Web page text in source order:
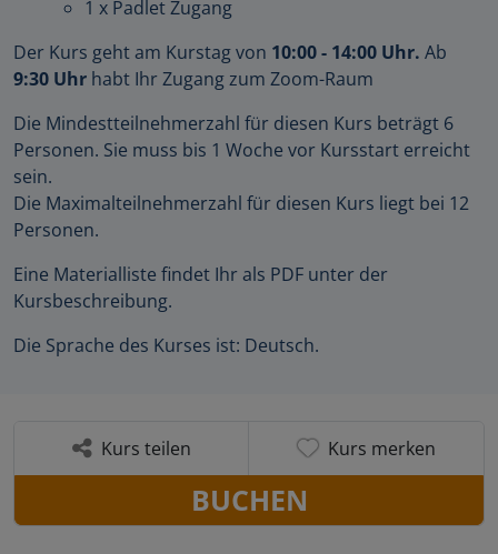
1 x Padlet Zugang
Der Kurs geht am Kurstag von 10:00 - 14:00 Uhr. Ab
9:30 Uhr habt Ihr Zugang zum Zoom-Raum
Die Mindestteilnehmerzahl für diesen Kurs beträgt 6
Personen. Sie muss bis 1 Woche vor Kursstart erreicht
sein.
Die Maximalteilnehmerzahl für diesen Kurs liegt bei 12
Personen.
Eine Materialliste findet Ihr als PDF unter der
Kursbeschreibung.
Die Sprache des Kurses ist: Deutsch.
Kurs teilen Kurs merken
BUCHEN